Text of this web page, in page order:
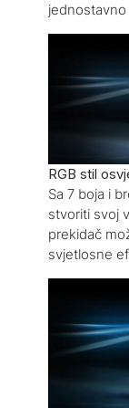
jednostavno
RGB stil
Sa 7 boja i
stvoriti svoj
prekidač
svjetlosne